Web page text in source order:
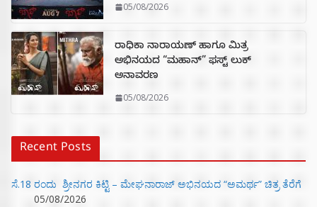
05/08/2026
ರಾಧಿಕಾ ನಾರಾಯಣ್ ಹಾಗೂ ಮಿತ್ರ
ಅಭಿನಯದ “ಮಹಾನ್” ಫಸ್ಟ್ ಲುಕ್
ಅನಾವರಣ
05/08/2026
Recent Posts
ಸೆ.18 ರಂದು ಶ್ರೀನಗರ ಕಿಟ್ಟಿ – ಮೇಘನಾರಾಜ್ ಅಭಿನಯದ “ಅಮರ್ಥ” ಚಿತ್ರ ತೆರೆಗೆ
05/08/2026